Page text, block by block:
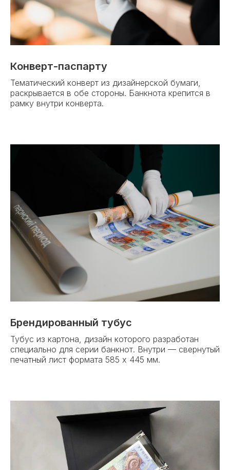
Конверт-паспарту
Тематический конверт из дизайнерской бумаги,
раскрывается в обе стороны. Банкнота крепится в
рамку внутри конверта.
Брендированный тубус
Тубус из картона, дизайн которого разработан
специально для серии банкнот. Внутри — свернутый
печатный лист формата 585 х 445 мм.